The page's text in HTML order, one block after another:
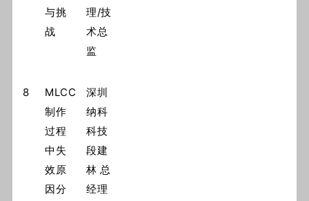
与挑
战
理/技
术总
监
8
MLCC
制作
过程
中失
效原
因分
深圳
纳科
科技
段建
林 总
经理